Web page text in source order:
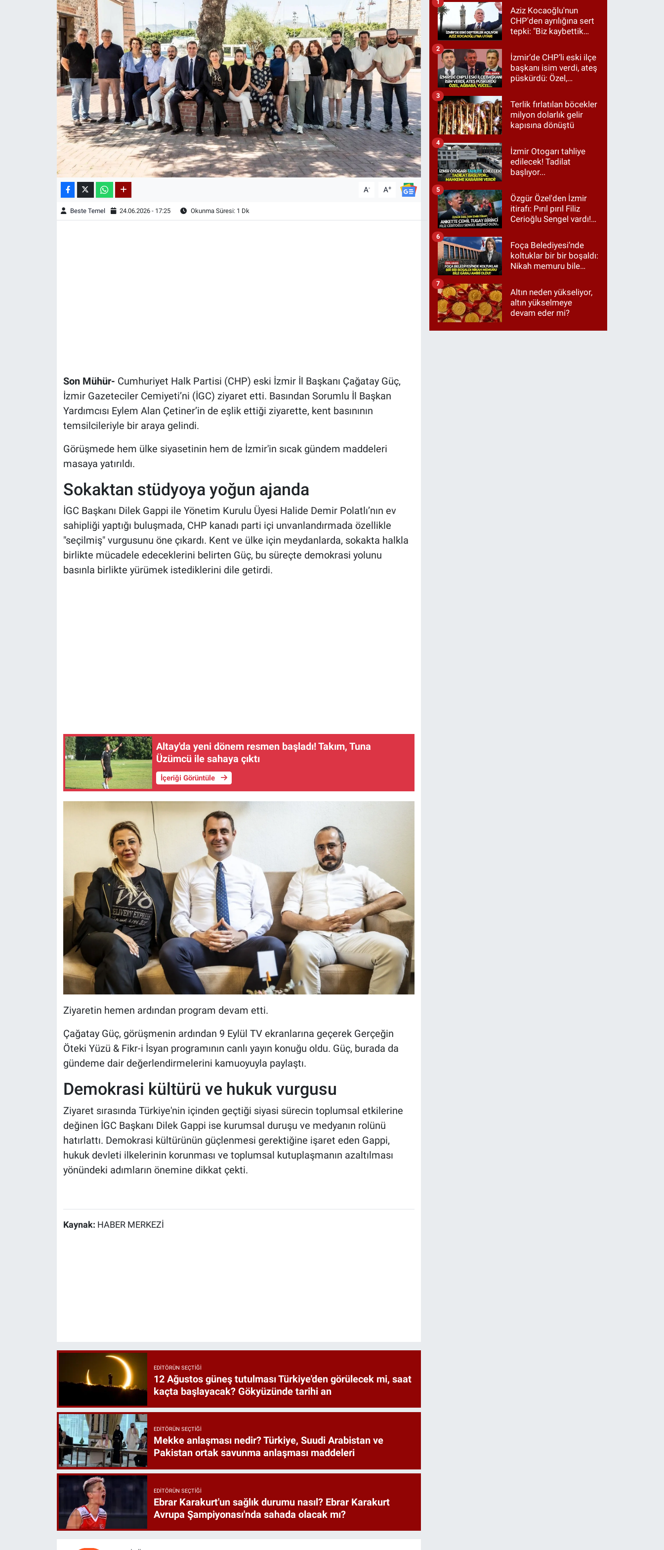
A- A+
Beste Temel 24.06.2026 - 17:25 Okunma Süresi: 1 Dk
Son Mühür- Cumhuriyet Halk Partisi (CHP) eski İzmir İl Başkanı Çağatay Güç,
İzmir Gazeteciler Cemiyeti’ni (İGC) ziyaret etti. Basından Sorumlu İl Başkan
Yardımcısı Eylem Alan Çetiner’in de eşlik ettiği ziyarette, kent basınının
temsilcileriyle bir araya gelindi.
Görüşmede hem ülke siyasetinin hem de İzmir'in sıcak gündem maddeleri
masaya yatırıldı.
Sokaktan stüdyoya yoğun ajanda
İGC Başkanı Dilek Gappi ile Yönetim Kurulu Üyesi Halide Demir Polatlı’nın ev
sahipliği yaptığı buluşmada, CHP kanadı parti içi unvanlandırmada özellikle
"seçilmiş" vurgusunu öne çıkardı. Kent ve ülke için meydanlarda, sokakta halkla
birlikte mücadele edeceklerini belirten Güç, bu süreçte demokrasi yolunu
basınla birlikte yürümek istediklerini dile getirdi.
Altay'da yeni dönem resmen başladı! Takım, Tuna
Üzümcü ile sahaya çıktı
İçeriği Görüntüle
Ziyaretin hemen ardından program devam etti.
Çağatay Güç, görüşmenin ardından 9 Eylül TV ekranlarına geçerek Gerçeğin
Öteki Yüzü & Fikr-i İsyan programının canlı yayın konuğu oldu. Güç, burada da
gündeme dair değerlendirmelerini kamuoyuyla paylaştı.
Demokrasi kültürü ve hukuk vurgusu
Ziyaret sırasında Türkiye'nin içinden geçtiği siyasi sürecin toplumsal etkilerine
değinen İGC Başkanı Dilek Gappi ise kurumsal duruşu ve medyanın rolünü
hatırlattı. Demokrasi kültürünün güçlenmesi gerektiğine işaret eden Gappi,
hukuk devleti ilkelerinin korunması ve toplumsal kutuplaşmanın azaltılması
yönündeki adımların önemine dikkat çekti.
Kaynak: HABER MERKEZİ
EDITÖRÜN SEÇTIĞI
12 Ağustos güneş tutulması Türkiye'den görülecek mi, saat
kaçta başlayacak? Gökyüzünde tarihi an
EDITÖRÜN SEÇTIĞI
Mekke anlaşması nedir? Türkiye, Suudi Arabistan ve
Pakistan ortak savunma anlaşması maddeleri
EDITÖRÜN SEÇTIĞI
Ebrar Karakurt'un sağlık durumu nasıl? Ebrar Karakurt
Avrupa Şampiyonası'nda sahada olacak mı?
Aziz Kocaoğlu'nun
CHP'den ayrılığına sert
tepki: "Biz kaybettik
etmedik"
1
İzmir’de CHP’li eski ilçe
başkanı isim verdi, ateş
püskürdü: Özel,
2
Terlik fırlatılan böcekler
milyon dolarlık gelir
kapısına dönüştü
3
İzmir Otogarı tahliye
edilecek! Tadilat
başlıyor...
4
Özgür Özel'den İzmir
itirafı: Pırıl pırıl Filiz
Cerioğlu Sengel vardı!
Tugay birinci çıktı
5
Foça Belediyesi’nde
koltuklar bir bir boşaldı:
Nikah memuru bile
6
Altın neden yükseliyor,
altın yükselmeye
devam eder mi?
7